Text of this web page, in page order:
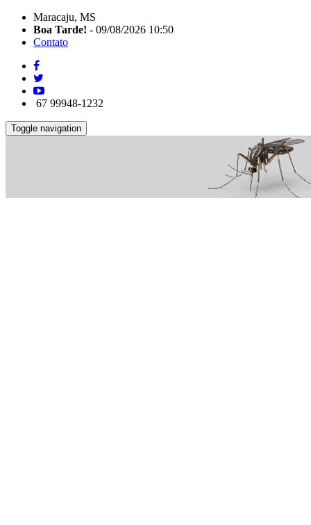
Maracaju, MS
Boa Tarde! - 09/08/2026 10:50
Contato
67 99948-1232
Toggle navigation